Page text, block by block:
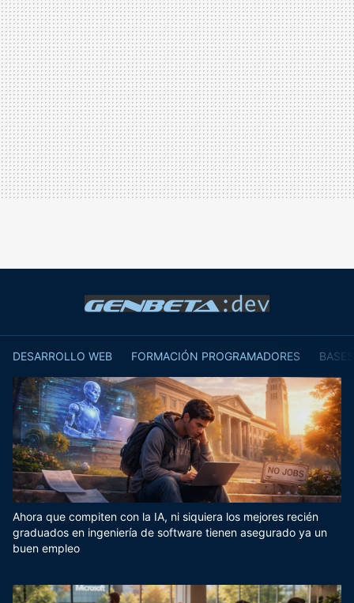
DESARROLLO WEB FORMACIÓN PROGRAMADORES
Ahora que compiten con la IA, ni siquiera los mejores recién
graduados en ingeniería de software tienen asegurado ya un
buen empleo